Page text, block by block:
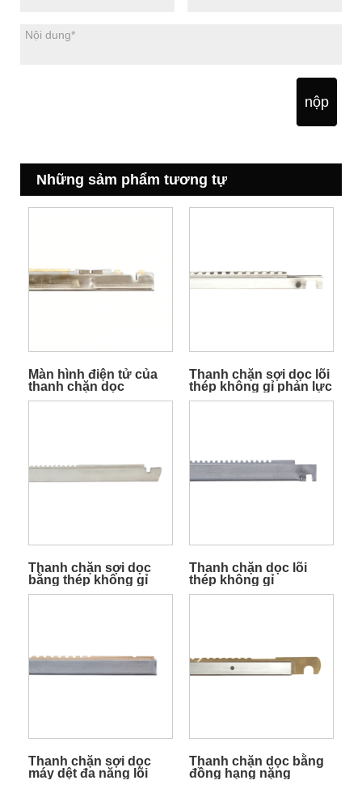
nộp
Những sảm phẩm tương tự
Màn hình điện tử của
thanh chặn dọc
Thanh chặn sợi dọc lõi
thép không gỉ phản lực
nhỏ
Thanh chặn sợi dọc
bằng thép không gỉ
cho máy dệt Terry
Thanh chặn dọc lõi
thép không gỉ
Thanh chặn sợi dọc
máy dệt đa năng lõi
Thanh chặn dọc bằng
đồng hạng nặng